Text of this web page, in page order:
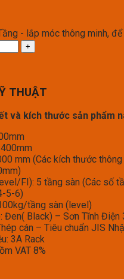
- lắp móc thông minh, để
THUẬT
và kích thước sản phẩm
400mm
mm (Các kích thước
FI): 5 tầng sàn (Các số
5-6)
tầng sàn (level)
Đen( Black) – Sơn Tĩnh Điện
cán – Tiêu chuẩn JIS
3A Rack
VAT 8%